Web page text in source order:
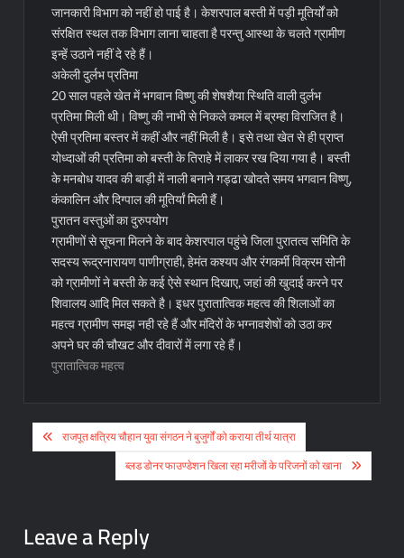
जानकारी विभाग को नहीं हो पाई है। केशरपाल बस्ती में पड़ी मूतिर्यों को
संरक्षित स्थल तक विभाग लाना चाहता है परन्तु आस्था के चलते ग्रामीण
इन्हें उठाने नहीं दे रहे हैं।
अकेली दुर्लभ प्रतिमा
20 साल पहले खेत में भगवान विष्णु की शेषशैया स्थिति वाली दुर्लभ
प्रतिमा मिली थी। विष्णु की नाभी से निकले कमल में ब्रम्हा विराजित है।
ऐसी प्रतिमा बस्तर में कहीं और नहीं मिली है। इसे तथा खेत से ही प्राप्त
योध्दाओं की प्रतिमा को बस्ती के तिराहे में लाकर रख दिया गया है। बस्ती
के मनबोध यादव की बाड़ी में नाली बनाने गड्ढा खोदते समय भगवान विष्णु,
कंकालिन और दिग्पाल की मूतिर्यां मिली हैं।
पुरातन वस्तुओं का दुरुपयोग
ग्रामीणों से सूचना मिलने के बाद केशरपाल पहुंचे जिला पुरातत्व समिति के
सदस्य रूद्रनारायण पाणीग्राही, हेमंत कश्यप और रंगकर्मी विक्रम सोनी
को ग्रामीणों ने बस्ती के कई ऐसे स्थान दिखाए, जहां की खुदाई करने पर
शिवालय आदि मिल सकते है। इधर पुरातात्विक महत्व की शिलाओं का
महत्व ग्रामीण समझ नही रहे हैं और मंदिरों के भग्नावशेषों को उठा कर
अपने घर की चौखट और दीवारों में लगा रहे हैं।
पुरातात्विक महत्व
Post
navigation
राजपूत क्षत्रिय चौहान युवा संगठन ने बुजुर्गों को कराया तीर्थ यात्रा
ब्लड डोनर फाउण्डेशन खिला रहा मरीजों के परिजनों को खाना
Leave a Reply